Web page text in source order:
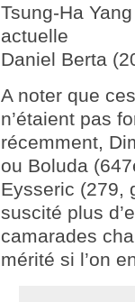
Tsung-Ha
actuelle
Daniel Berta
A noter que
n’étaient pas
récemment,
ou Boluda
Eysseric (279,
suscité plus
camarades
mérité si l’on